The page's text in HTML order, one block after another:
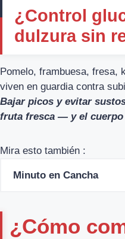
¿Control
dulzura sin
Pomelo, frambuesa, fresa,
viven en guardia contra
Bajar picos y evitar
fruta fresca — y el cuerpo
Mira esto también :
Minuto en Cancha
¿Cómo